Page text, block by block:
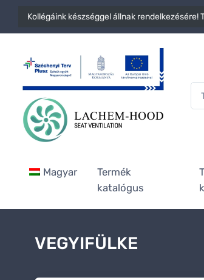
Kollégáink készséggel állnak rendelkezésére!
Magyar
Termék
katalógus
k
VEGYIFÜLKE